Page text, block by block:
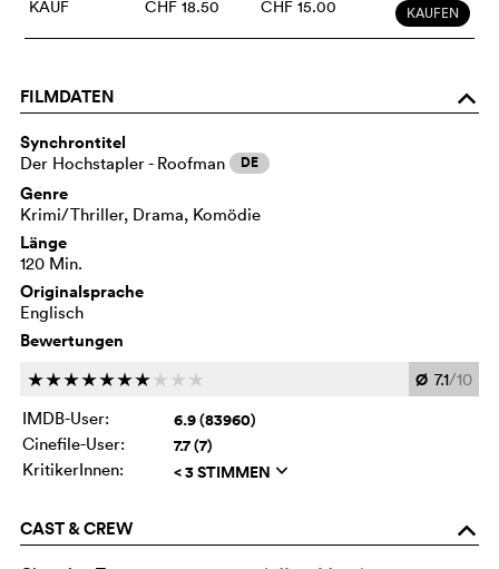
KAUF CHF 18.50 CHF 15.00 KAUFEN
FILMDATEN o
Synchrontitel
Der Hochstapler - Roofman DE
Genre
Krimi/Thriller, Drama, Komödie
Länge
120 Min.
Originalsprache
Englisch
Bewertungen
ccccccc c c c Ø 7.1/10
IMDB-User:
6.9 (83960)
Cinefile-User: 7.7 (7)
KritikerInnen: < 3 STIMMEN q
CAST & CREW o